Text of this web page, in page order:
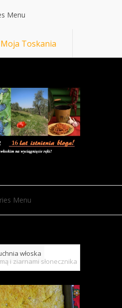
Menu
Toskania
Menu
włoska
i ziarnami słonecznika